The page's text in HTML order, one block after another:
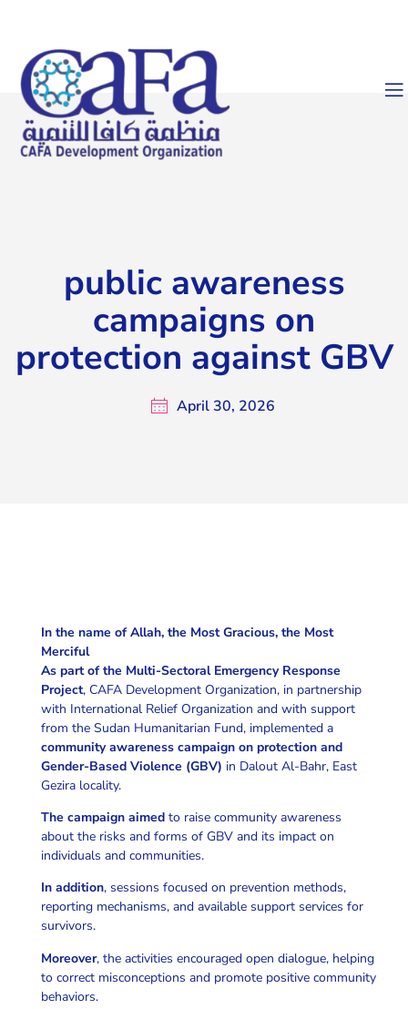
public awareness
campaigns on
protection against GBV
April 30, 2026
In the name of Allah, the Most Gracious, the Most
Merciful
As part of the Multi-Sectoral Emergency Response
Project, CAFA Development Organization, in partnership
with International Relief Organization and with support
from the Sudan Humanitarian Fund, implemented a
community awareness campaign on protection and
Gender-Based Violence (GBV) in Dalout Al-Bahr, East
Gezira locality.
The campaign aimed to raise community awareness
about the risks and forms of GBV and its impact on
individuals and communities.
In addition, sessions focused on prevention methods,
reporting mechanisms, and available support services for
survivors.
Moreover, the activities encouraged open dialogue, helping
to correct misconceptions and promote positive community
behaviors.